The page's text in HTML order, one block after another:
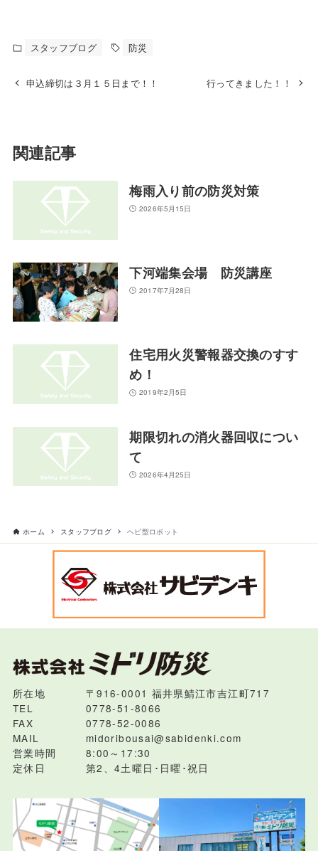
スタッフブログ 防災
申込締切は３月１５日まで！！ 行ってきました！！
関連記事
梅雨入り前の防災対策
2026年5月15日
下河端集会場 防災講座
2017年7月28日
住宅用火災警報器交換のすす
め！
2019年2月5日
期限切れの消火器回収につい
て
2026年4月25日
ホーム スタッフブログ ヘビ型ロボット
所在地
〒916-0001 福井県鯖江市吉江町717
TEL
0778-51-8066
FAX
0778-52-0086
MAIL
midoribousai@sabidenki.com
営業時間
8:00～17:30
定休日
第2、4土曜日･日曜･祝日